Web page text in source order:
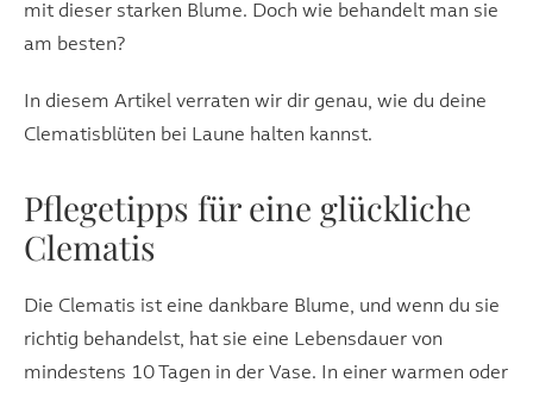
mit dieser starken Blume. Doch wie behandelt man sie
am besten?
In diesem Artikel verraten wir dir genau, wie du deine
Clematisblüten bei Laune halten kannst.
Pflegetipps für eine glückliche
Clematis
Die Clematis ist eine dankbare Blume, und wenn du sie
richtig behandelst, hat sie eine Lebensdauer von
mindestens 10 Tagen in der Vase. In einer warmen oder